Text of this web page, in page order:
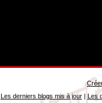
Les derniers blogs mis à jour| Les